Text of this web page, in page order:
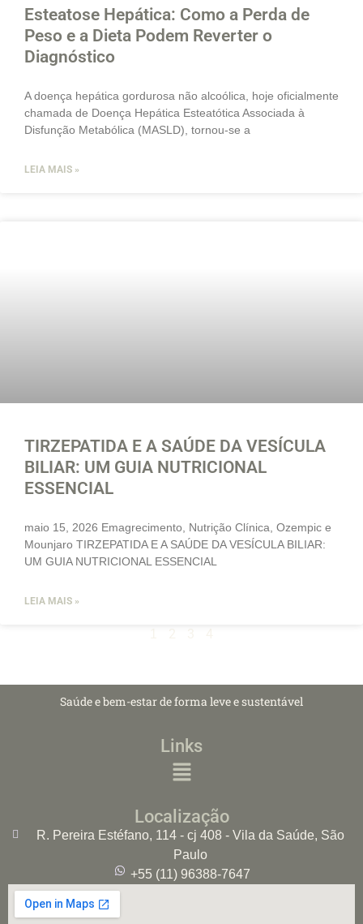
Esteatose Hepática: Como a Perda de
Peso e a Dieta Podem Reverter o
Diagnóstico
A doença hepática gordurosa não alcoólica, hoje oficialmente
chamada de Doença Hepática Esteatótica Associada à
Disfunção Metabólica (MASLD), tornou-se a
LEIA MAIS »
TIRZEPATIDA E A SAÚDE DA VESÍCULA
BILIAR: UM GUIA NUTRICIONAL
ESSENCIAL
maio 15, 2026 Emagrecimento, Nutrição Clínica, Ozempic e
Mounjaro TIRZEPATIDA E A SAÚDE DA VESÍCULA BILIAR:
UM GUIA NUTRICIONAL ESSENCIAL
LEIA MAIS »
2 3
Saúde e bem-estar de forma leve e sustentável
Links
Localização
R. Pereira Estéfano, 114 - cj 408 - Vila da Saúde, São
Paulo
+55 (11) 96388-7647